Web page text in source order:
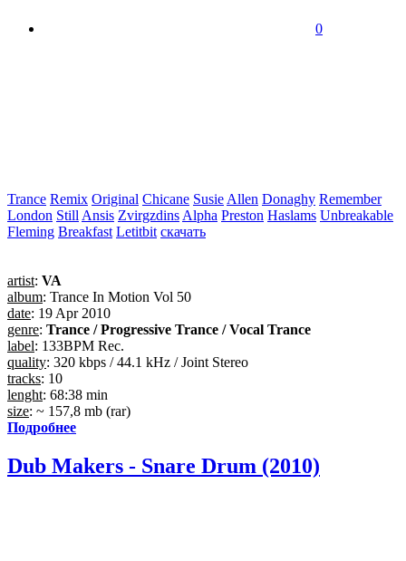
0
Trance Remix Original Chicane Susie Allen Donaghy Remember
London Still Ansis Zvirgzdins Alpha Preston Haslams Unbreakable
Fleming Breakfast Letitbit скачать
artist: VA
album: Trance In Motion Vol 50
date: 19 Apr 2010
genre: Trance / Progressive Trance / Vocal Trance
label: 133BPM Rec.
quality: 320 kbps / 44.1 kHz / Joint Stereo
tracks: 10
lenght: 68:38 min
size: ~ 157,8 mb (rar)
Подробнее
Dub Makers - Snare Drum (2010)